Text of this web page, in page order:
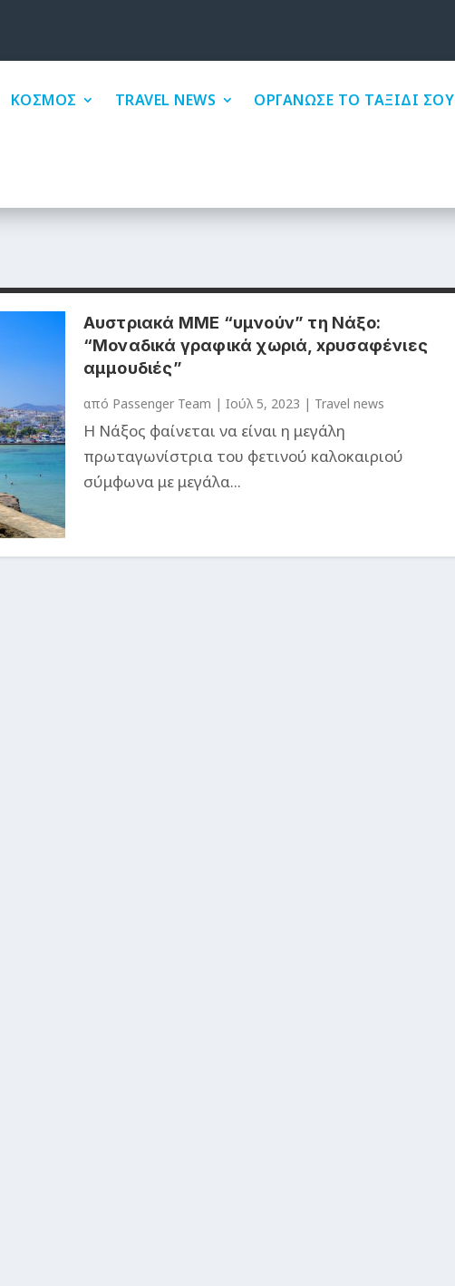
ΚΟΣΜΟΣ TRAVEL NEWS ΟΡΓΑΝΩΣΕ ΤΟ ΤΑΞΙΔΙ ΣΟΥ
Αυστριακά ΜΜΕ “υμνούν” τη Νάξο:
“Mοναδικά γραφικά χωριά, xρυσαφένιες
αμμουδιές”
από Passenger Team | Ιούλ 5, 2023 | Travel news
Η Νάξος φαίνεται να είναι η μεγάλη
πρωταγωνίστρια του φετινού καλοκαιριού
σύμφωνα με μεγάλα...